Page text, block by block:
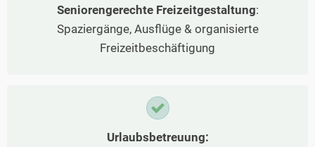
Seniorengerechte Freizeitgestaltung:
Spaziergänge, Ausflüge & organisierte
Freizeitbeschäftigung
Urlaubsbetreuung: